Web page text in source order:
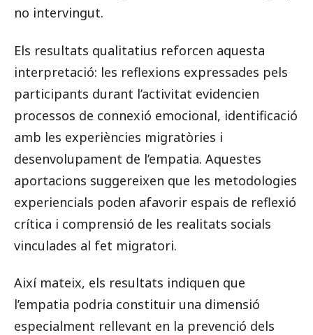
no intervingut.
Els resultats qualitatius reforcen aquesta
interpretació: les reflexions expressades pels
participants durant l’activitat evidencien
processos de connexió emocional, identificació
amb les experiències migratòries i
desenvolupament de l’empatia. Aquestes
aportacions suggereixen que les metodologies
experiencials poden afavorir espais de reflexió
crítica i comprensió de les realitats socials
vinculades al fet migratori.
Així mateix, els resultats indiquen que
l’empatia podria constituir una dimensió
especialment rellevant en la prevenció dels